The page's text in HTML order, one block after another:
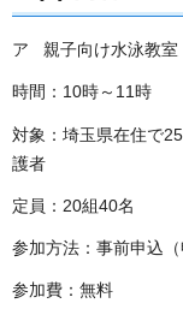
ア 親子向け水泳教室
時間：10時～11時
対象：埼玉県在住で
護者
定員：20組40名
参加方法：事前申込（
参加費：無料